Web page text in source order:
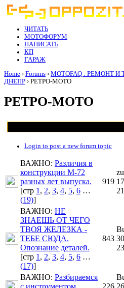
ЧИТАТЬ
МОТОФОРУМ
НАПИСАТЬ
КП
ГАРАЖ
Home › Forums › MOTOFAQ : РЕМОНТ
ДНЕПР › РЕТРО-МОТО
РЕТРО-МОТО
Login to post a new forum topic
ВАЖНО: Различия в
конструкции М-72
разных лет выпуска.
[cтр 1, 2, 3, 4, 5, 6 …
(19)]
919
ВАЖНО: НЕ
ЗНАЕШЬ ОТ ЧЕГО
ТВОЯ ЖЕЛЕЗКА -
ТЕБЕ СЮДА.
Опознание деталей.
[cтр 1, 2, 3, 4, 5, 6 …
(17)]
843
ВАЖНО: Разбираемся